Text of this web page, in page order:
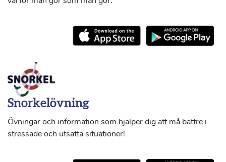
Snorkelövning
Övningar och information som hjälper dig att må bättre i
stressade och utsatta situationer!